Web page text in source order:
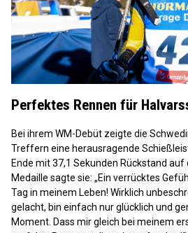
Perfektes Rennen für
Bei ihrem WM-Debüt zeigte die
Treffern eine herausragende
Ende mit 37,1 Sekunden Rückstand
Medaille sagte sie: „Ein verrücktes
Tag in meinem Leben! Wirklich
gelacht, bin einfach nur glücklich und
Moment. Dass mir gleich bei meinem